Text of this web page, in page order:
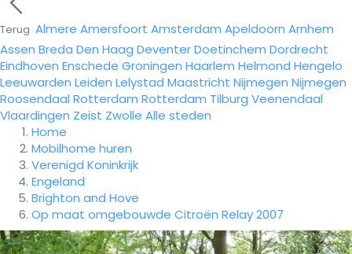
Terug Almere Amersfoort Amsterdam Apeldoorn Arnhem
Assen Breda Den Haag DeventerDoetinchem Dordrecht
Eindhoven Enschede Groningen Haarlem Helmond Hengelo
Leeuwarden Leiden Lelystad Maastricht Nijmegen Nijmegen
Roosendaal Rotterdam Rotterdam Tilburg Veenendaal
Vlaardingen Zeist Zwolle Alle steden
Home
Mobilhome huren
Verenigd Koninkrijk
Engeland
Brighton and Hove
Op maat omgebouwde Citroën Relay 2007